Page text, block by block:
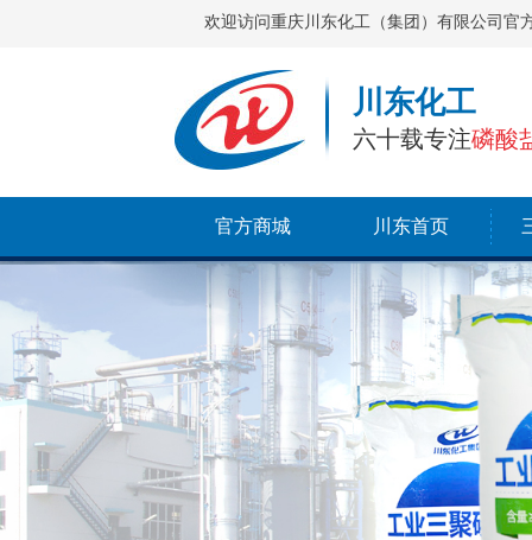
欢迎访问重庆川东化工（集团）有限公司官
川东化工
六十载专注磷酸
官方商城 川东首页